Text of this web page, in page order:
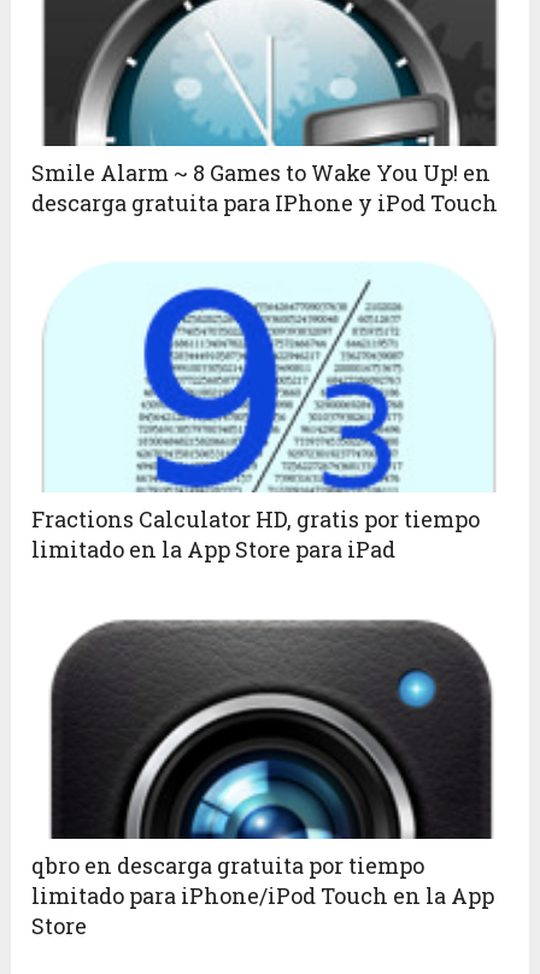
Smile Alarm ~ 8 Games to Wake You Up! en
descarga gratuita para IPhone y iPod Touch
Fractions Calculator HD, gratis por tiempo
limitado en la App Store para iPad
qbro en descarga gratuita por tiempo
limitado para iPhone/iPod Touch en la App
Store